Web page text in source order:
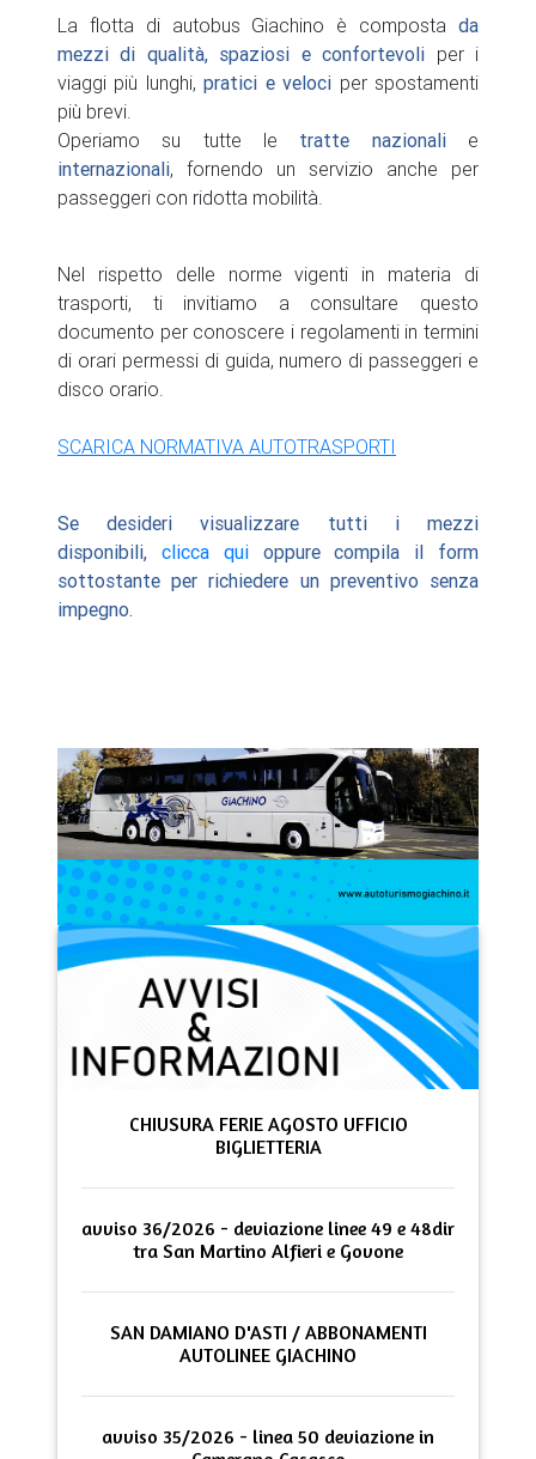
La flotta di autobus Giachino è composta da
mezzi di qualità, spaziosi e confortevoli per i
viaggi più lunghi, pratici e veloci per spostamenti
più brevi.
Operiamo su tutte le tratte nazionali e
internazionali, fornendo un servizio anche per
passeggeri con ridotta mobilità.
Nel rispetto delle norme vigenti in materia di
trasporti, ti invitiamo a consultare questo
documento per conoscere i regolamenti in termini
di orari permessi di guida, numero di passeggeri e
disco orario.
SCARICA NORMATIVA AUTOTRASPORTI
Se desideri visualizzare tutti i mezzi
disponibili, clicca quioppure compila il form
sottostante per richiedere un preventivo senza
impegno.
CHIUSURA FERIE AGOSTO UFFICIO
BIGLIETTERIA
avviso 36/2026 - deviazione linee 49 e 48dir
tra San Martino Alfieri e Govone
SAN DAMIANO D'ASTI / ABBONAMENTI
AUTOLINEE GIACHINO
avviso 35/2026 - linea 50 deviazione in